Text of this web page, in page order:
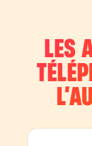
LES